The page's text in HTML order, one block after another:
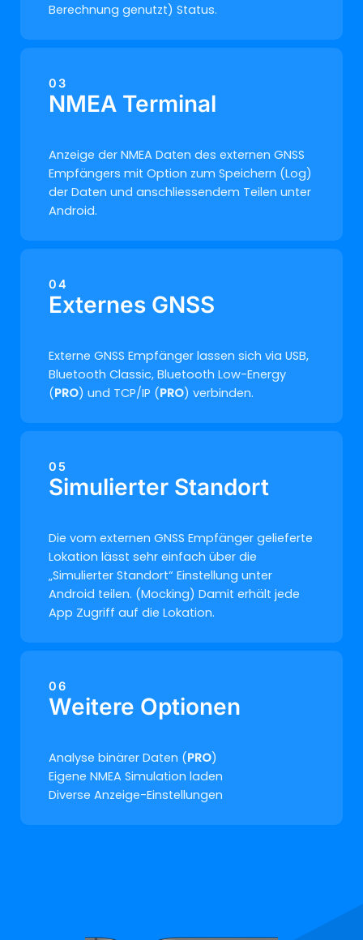
Berechnung genutzt) Status.
03
NMEA Terminal
Anzeige der NMEA Daten des externen GNSS
Empfängers mit Option zum Speichern (Log)
der Daten und anschliessendem Teilen unter
Android.
04
Externes GNSS
Externe GNSS Empfänger lassen sich via USB,
Bluetooth Classic, Bluetooth Low-Energy
(PRO) und TCP/IP (PRO) verbinden.
05
Simulierter Standort
Die vom externen GNSS Empfänger gelieferte
Lokation lässt sehr einfach über die
„Simulierter Standort“ Einstellung unter
Android teilen. (Mocking) Damit erhält jede
App Zugriff auf die Lokation.
06
Weitere Optionen
Analyse binärer Daten (PRO)
Eigene NMEA Simulation laden
Diverse Anzeige-Einstellungen